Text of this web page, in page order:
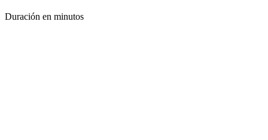
Duración en minutos